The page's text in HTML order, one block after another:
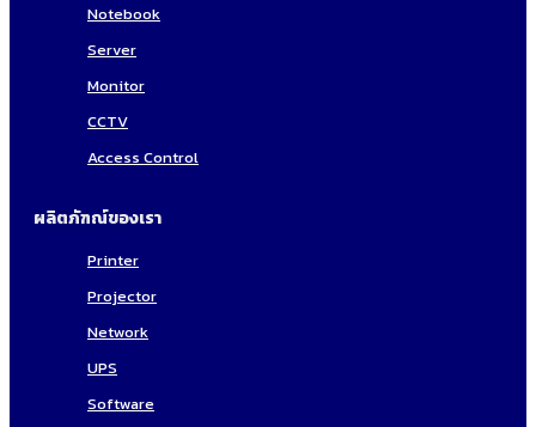
Notebook
Server
Monitor
CCTV
Access Control
ผลิตภัฑณ์ของเรา
Printer
Projector
Network
UPS
Software